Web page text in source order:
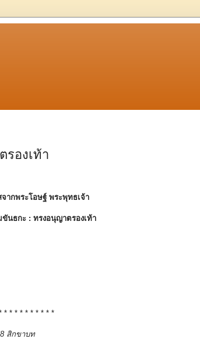
องเท้า
ากพระโอษฐ์ พระพุทธเจ้า
ขันธกะ : ทรงอนุญาตรองเท้า
* * * * * * * * * *
สิกขาบท